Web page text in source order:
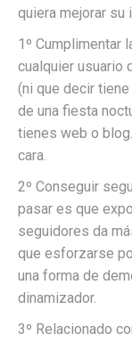
quiera mejorar su
1º Cumplimentar
cualquier usuario
(ni que decir
de una fiesta
tienes web o
cara.
2º Conseguir
pasar es que
seguidores da
que esforzarse
una forma de
dinamizador.
3º Relacionado